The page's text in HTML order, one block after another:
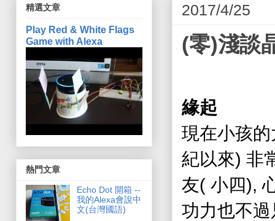
2017/4/25
(­零)淺談
緣起
現在小孩的
紀以來) 非
友( 小四),
功力也不
精選文章
Play Red & White Flags
Game with Alexa
熱門文章
Echo Dot 開箱 --
我的Alexa會說中
文(台灣國語)